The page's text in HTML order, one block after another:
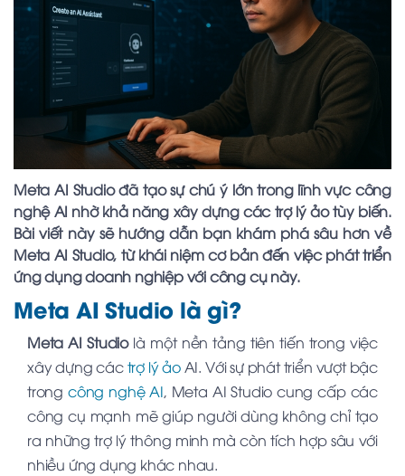
Meta AI Studio đã tạo sự chú ý lớn trong lĩnh vực công
nghệ AI nhờ khả năng xây dựng các trợ lý ảo tùy biến.
Bài viết này sẽ hướng dẫn bạn khám phá sâu hơn về
Meta AI Studio, từ khái niệm cơ bản đến việc phát triển
ứng dụng doanh nghiệp với công cụ này.
Meta AI Studio là gì?
Meta AI Studiolà một nền tảng tiên tiến trong việc
xây dựng cáctrợ lý ảoAI. Với sự phát triển vượt bậc
trong công nghệ AI, Meta AI Studio cung cấp các
công cụ mạnh mẽ giúp người dùng không chỉ tạo
ra những trợ lý thông minh mà còn tích hợp sâu với
nhiều ứng dụng khác nhau.